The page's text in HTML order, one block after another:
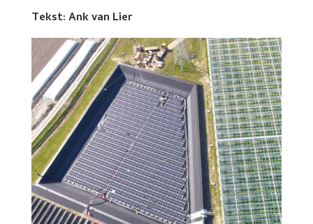
Tekst: Ank van Lier